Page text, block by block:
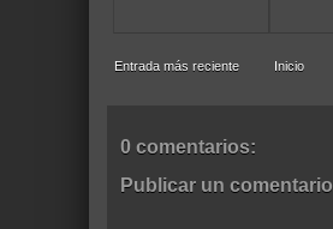
Entrada más reciente Inicio
0 comentarios:
Publicar un comentario